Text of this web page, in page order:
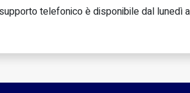
telefonico è disponibile dal lunedì